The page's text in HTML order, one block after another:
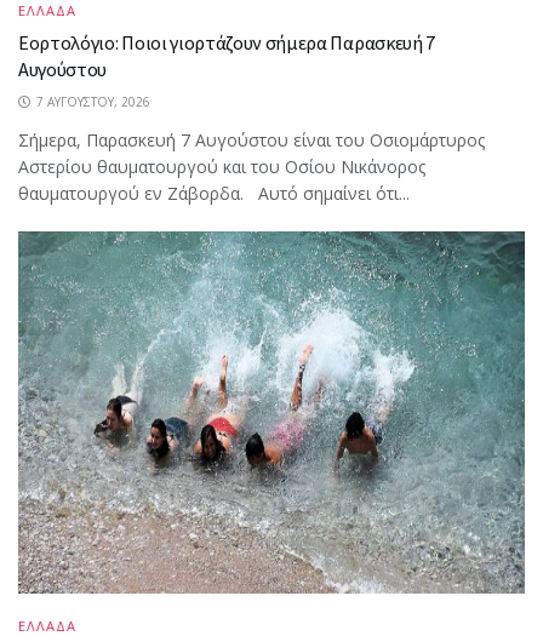
ΕΛΛΑΔΑ
Εορτολόγιο: Ποιοι γιορτάζουν σήμερα Παρασκευή 7
Αυγούστου
7 ΑΥΓΟΎΣΤΟΥ, 2026
Σήμερα, Παρασκευή 7 Αυγούστου είναι του Οσιομάρτυρος
Αστερίου θαυματουργού και του Οσίου Νικάνορος
θαυματουργού εν Ζάβορδα. Αυτό σημαίνει ότι...
ΕΛΛΑΔΑ